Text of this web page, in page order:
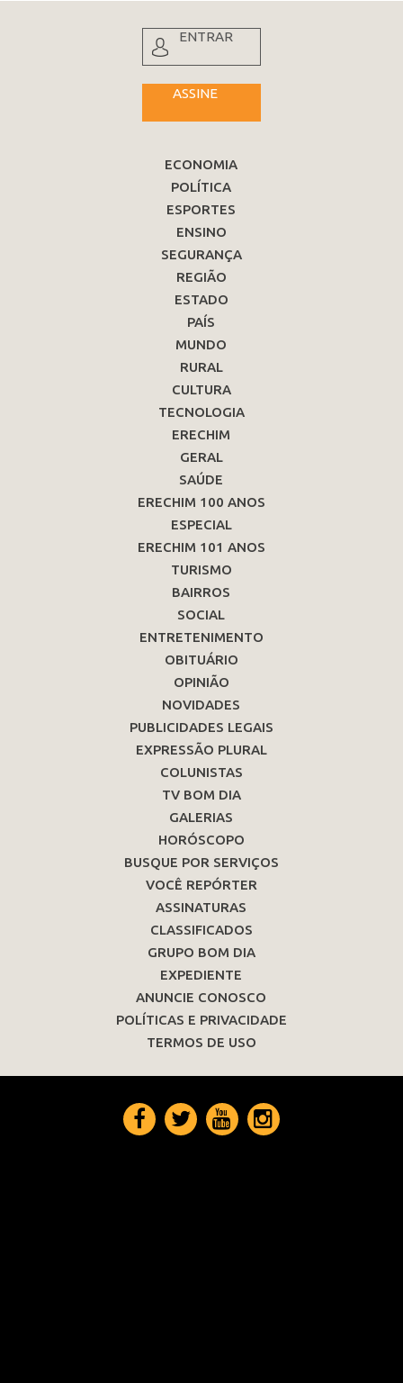
ENTRAR
ASSINE
ECONOMIA
POLÍTICA
ESPORTES
ENSINO
SEGURANÇA
REGIÃO
ESTADO
PAÍS
MUNDO
RURAL
CULTURA
TECNOLOGIA
ERECHIM
GERAL
SAÚDE
ERECHIM 100 ANOS
ESPECIAL
ERECHIM 101 ANOS
TURISMO
BAIRROS
SOCIAL
ENTRETENIMENTO
OBITUÁRIO
OPINIÃO
NOVIDADES
PUBLICIDADES LEGAIS
EXPRESSÃO PLURAL
COLUNISTAS
TV BOM DIA
GALERIAS
HORÓSCOPO
BUSQUE POR SERVIÇOS
VOCÊ REPÓRTER
ASSINATURAS
CLASSIFICADOS
GRUPO BOM DIA
EXPEDIENTE
ANUNCIE CONOSCO
POLÍTICAS E PRIVACIDADE
TERMOS DE USO